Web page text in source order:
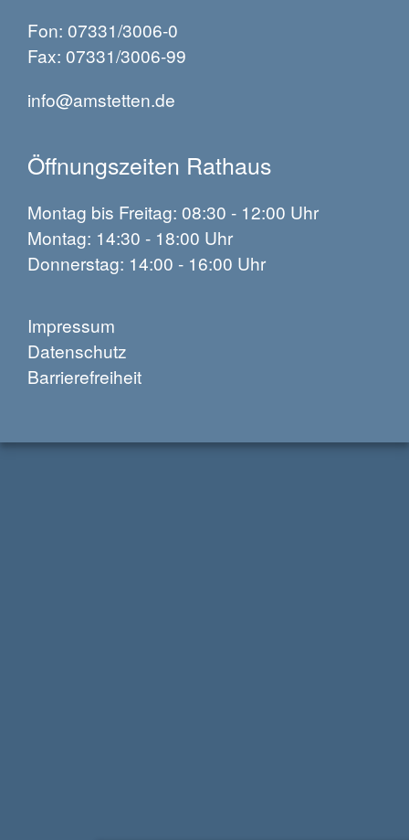
Fon: 07331/3006-0
Fax: 07331/3006-99
info@amstetten.de
Öffnungszeiten Rathaus
Montag bis Freitag: 08:30 - 12:00 Uhr
Montag: 14:30 - 18:00 Uhr
Donnerstag: 14:00 - 16:00 Uhr
Impressum
Datenschutz
Barrierefreiheit